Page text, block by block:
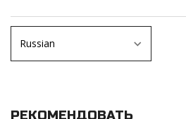
РЕКОМЕНДОВАТЬ